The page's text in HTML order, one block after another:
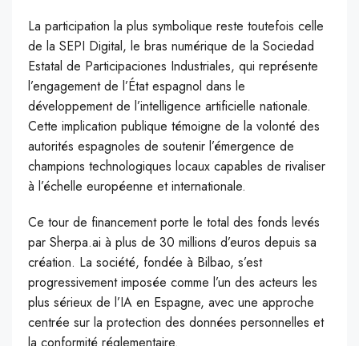
La participation la plus symbolique reste toutefois celle
de la SEPI Digital, le bras numérique de la Sociedad
Estatal de Participaciones Industriales, qui représente
l’engagement de l’État espagnol dans le
développement de l’intelligence artificielle nationale.
Cette implication publique témoigne de la volonté des
autorités espagnoles de soutenir l’émergence de
champions technologiques locaux capables de rivaliser
à l’échelle européenne et internationale.
Ce tour de financement porte le total des fonds levés
par Sherpa.ai à plus de 30 millions d’euros depuis sa
création. La société, fondée à Bilbao, s’est
progressivement imposée comme l’un des acteurs les
plus sérieux de l’IA en Espagne, avec une approche
centrée sur la protection des données personnelles et
la conformité réglementaire.